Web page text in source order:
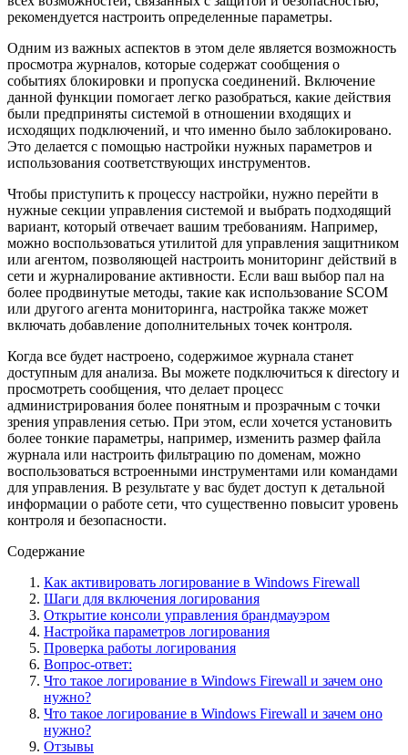
рекомендуется настроить определенные параметры.
Одним из важных аспектов в этом деле является возможность
просмотра журналов, которые содержат сообщения о
событиях блокировки и пропуска соединений. Включение
данной функции помогает легко разобраться, какие действия
были предприняты системой в отношении входящих и
исходящих подключений, и что именно было заблокировано.
Это делается с помощью настройки нужных параметров и
использования соответствующих инструментов.
Чтобы приступить к процессу настройки, нужно перейти в
нужные секции управления системой и выбрать подходящий
вариант, который отвечает вашим требованиям. Например,
можно воспользоваться утилитой для управления защитником
или агентом, позволяющей настроить мониторинг действий в
сети и журналирование активности. Если ваш выбор пал на
более продвинутые методы, такие как использование SCOM
или другого агента мониторинга, настройка также может
включать добавление дополнительных точек контроля.
Когда все будет настроено, содержимое журнала станет
доступным для анализа. Вы можете подключиться к directory и
просмотреть сообщения, что делает процесс
администрирования более понятным и прозрачным с точки
зрения управления сетью. При этом, если хочется установить
более тонкие параметры, например, изменить размер файла
журнала или настроить фильтрацию по доменам, можно
воспользоваться встроенными инструментами или командами
для управления. В результате у вас будет доступ к детальной
информации о работе сети, что существенно повысит уровень
контроля и безопасности.
Содержание
Как активировать логирование в Windows Firewall
Шаги для включения логирования
Открытие консоли управления брандмауэром
Настройка параметров логирования
Проверка работы логирования
Вопрос-ответ:
Что такое логирование в Windows Firewall и зачем оно
нужно?
Что такое логирование в Windows Firewall и зачем оно
нужно?
Отзывы